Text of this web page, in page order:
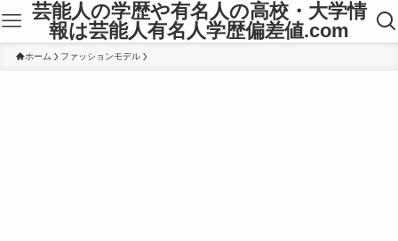
芸能人の学歴や有名人の高校・大学情
報は芸能人有名人学歴偏差値.com
ホーム ファッションモデル